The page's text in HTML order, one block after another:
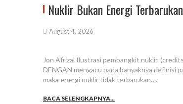
Nuklir Bukan Energi Terbarukan
August 4, 2026
Jon Afrizal Ilustrasi pembangkit nuklir.
DENGAN mengacu pada banyaknya definisi
maka energi nuklir tidak terbarukan….
BACA SELENGKAPNYA...